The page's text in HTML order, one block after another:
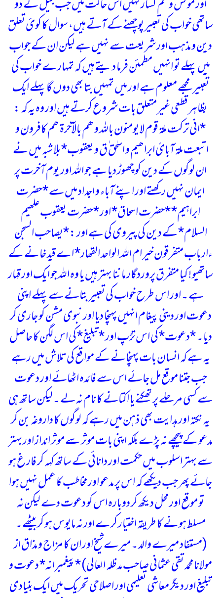
اور مونس و غم گسار نہیں اس حالت میں جب جیل کے دو
ساتھی خواب کی تعبیر پوچھنے کے آتے ہیں، سوال کا کوئ تعلق
دین و مذہب اور شریعت سے نہیں ہے لیکن ان کے جواب
میں پہلے تو انہیں مطمئن فرما دیتے ہیں کہ تمہارے خواب کی
تعبیر مجھے معلوم ہے اور میں تمہیں بتا بھی دوں گا پہلے ایک
بظاہر قطعی غیر متعلق بات شروع کرتے ہیں اور وہ یہ کہ :
*انی ترکت ملة قوم لا یومنون باللہ و ھم بالآخرة ھم کافرون و
اتبعت ملة آبائ ابراھیم و اسحٰق ٰق و یعقوب*بلا شبہ میں نے
ان لوگوں کے دین کو چھوڑ دیا ہے جو اللہ اور یوم آخرت پر
ایمان نہیں رکھتے اور اپنے آباء و اجداد میں سے *حضرت
ابراہیم* *حضرت اسحاق* اور *حضرت یعقوب علھیم
السلام* کے دین کی پیروی کی ہے اور :*یصاحب السجن
ءارباب متفرقون خیر ام اللہ الواحد القھار*اے قید خانے کے
ساتھیو !کیا متفرق پروردگار ماننا بہتر ہیں یا وہ اللہ جو ایک اور قہار
ہے ۔اور اس طرح خواب کی تعبیر بتانے سے پہلے اپنی
دعوت اور دینی پیغام انہیں پہنچا دیا اور نبوی مشن کو جاری کر
دیا ۔*دعوت* کی اس تڑپ اور *تبلیغ* کی اس لگن کا حاصل
یہ ہے کہ انسان بات پہنچانے کے مواقع کی تلاش میں رہے
جب جتنا موقع مل جائے اس سے فائدہ اٹھائے اور دعوت
سے کسی مرحلے پر تھکنے یا اکتانے کا نام نہ لے ۔ لیکن ساتھ ہی
یہ نکتہ اور ہدایت بھی ذہن میں رہے کہ لوگوں کا داروغہ بن کر
مدعو کے پیچھے نہ پڑے بلکہ اپنی بات موثر سے موثر انداز اور بہتر
سے بہتر اسلوب میں حکمت اور دانائی کے ساتھ کہہ کر فارغ ہو
جائے پھر جب دیکھے کہ اس پر مدعو اور مخاطب کا عمل نہیں ہوا
تو موقع اور محل دیکھ کر دوبارہ اس کو دعوت دے لیکن نہ
مسلط ہونے کا طریقہ اختیار کرے اور نہ مایوس ہو کر بیٹھے ۔
(مستفاد میرے والد ۔ میرے شیخ اور ان کا مزاج و مذاق از
مولانا محمد تقی عثمانی صاحب مدظلہ العالی)*پیغمبرانہ* دعوت و
تبلیغ اور دیگر معاشی تعلیمی اور اصلاحی تحریک میں ایک بنیادی